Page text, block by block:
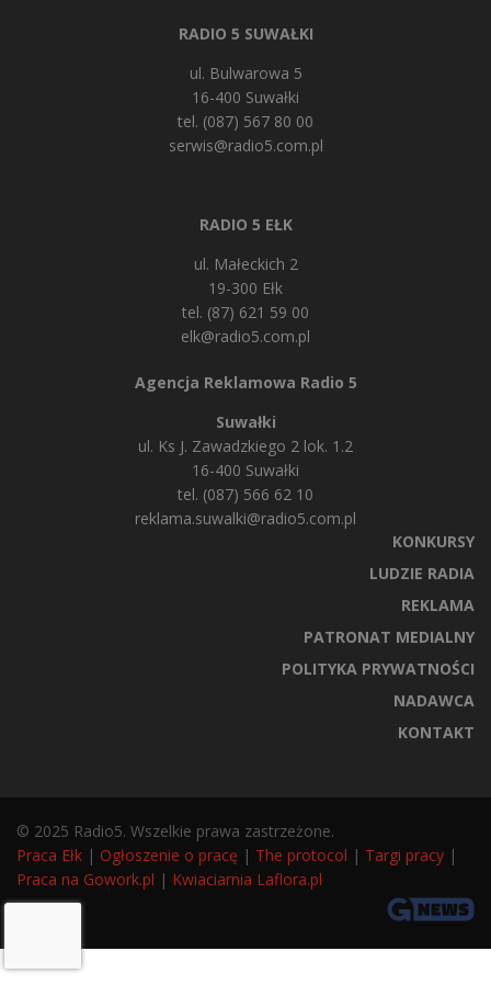
RADIO 5 SUWAŁKI
ul. Bulwarowa 5
16-400 Suwałki
tel. (087) 567 80 00
serwis@radio5.com.pl
RADIO 5 EŁK
ul. Małeckich 2
19-300 Ełk
tel. (87) 621 59 00
elk@radio5.com.pl
Agencja Reklamowa Radio 5
Suwałki
ul. Ks J. Zawadzkiego 2 lok. 1.2
16-400 Suwałki
tel. (087) 566 62 10
reklama.suwalki@radio5.com.pl
KONKURSY
LUDZIE RADIA
REKLAMA
PATRONAT MEDIALNY
POLITYKA PRYWATNOŚCI
NADAWCA
KONTAKT
© 2025 Radio5. Wszelkie prawa zastrzeżone.
Praca Ełk | Ogłoszenie o pracę | The protocol | Targi pracy |
Praca na Gowork.pl | Kwiaciarnia Laflora.pl